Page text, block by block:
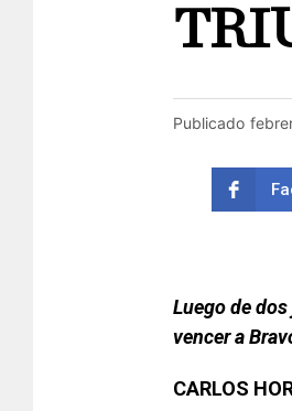
Publicado
Luego de
vencer a
CARLOS